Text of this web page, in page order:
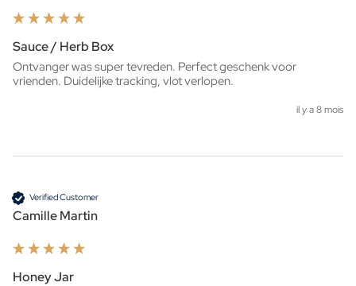
Sauce / Herb Box
Ontvanger was super tevreden. Perfect geschenk voor
vrienden. Duidelijke tracking, vlot verlopen.
il y a 8 mois
Verified Customer
Camille Martin
Honey Jar